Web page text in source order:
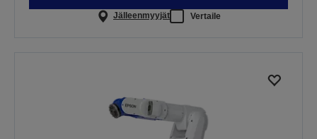
Jälleenmyyjät Vertaile